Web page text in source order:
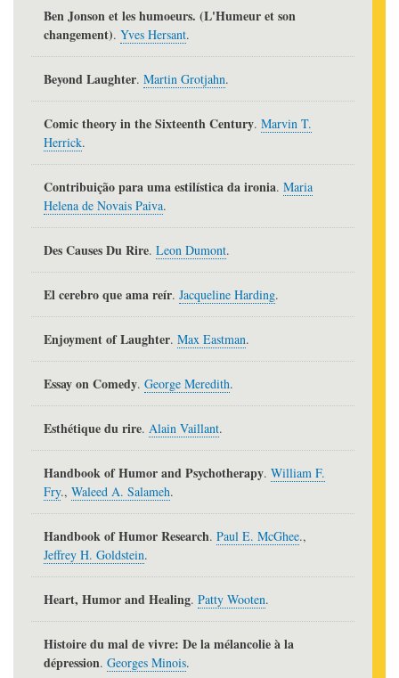
Ben Jonson et les humoeurs. (L'Humeur et son
changement). Yves Hersant.
Beyond Laughter. Martin Grotjahn.
Comic theory in the Sixteenth Century. Marvin T.
Herrick.
Contribuição para uma estilística da ironia. Maria
Helena de Novais Paiva.
Des Causes Du Rire. Leon Dumont.
El cerebro que ama reír. Jacqueline Harding.
Enjoyment of Laughter. Max Eastman.
Essay on Comedy. George Meredith.
Esthétique du rire. Alain Vaillant.
Handbook of Humor and Psychotherapy. William F.
Fry., Waleed A. Salameh.
Handbook of Humor Research. Paul E. McGhee.,
Jeffrey H. Goldstein.
Heart, Humor and Healing. Patty Wooten.
Histoire du mal de vivre: De la mélancolie à la
dépression. Georges Minois.